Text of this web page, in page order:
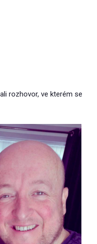
rozhovor, ve kterém se